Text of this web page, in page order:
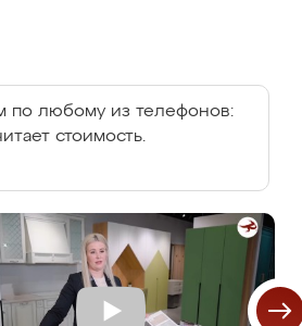
по любому из телефонов:
стоимость.